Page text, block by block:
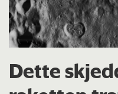
Dette